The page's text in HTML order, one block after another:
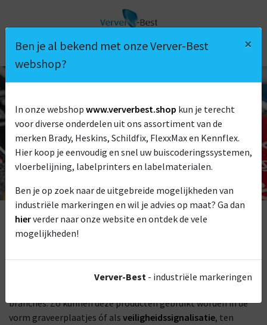
Ben je al bekend met onze Verver-Best
webshop?
×
In onze webshop www.ververbest.shop kun je terecht
voor diverse onderdelen uit ons assortiment van de
merken Brady, Heskins, Schildfix, FlexxMax en Kennflex.
Hier koop je eenvoudig en snel uw buiscoderingssystemen,
vloerbelijning, labelprinters en labelmaterialen.
Ben je op zoek naar de uitgebreide mogelijkheden van
industriële markeringen en wil je advies op maat? Ga dan
hierverder naar onze website en ontdek de vele
mogelijkheden!
Verver-Best - industriële markeringen
GRAVEERPLAATJES
is de diversiteit in graveerproducten bij Verver-Best
eindeloos. Onze graveerproducten zijn toepasbaar in tal van
branches. Zo kunnen deze producten gebruikt worden in de
vorm graveerplaatjes óf als veiligheidssignalisatie, ten